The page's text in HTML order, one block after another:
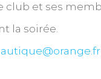
club et ses
la soirée.